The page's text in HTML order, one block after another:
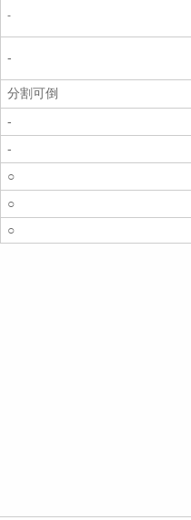
-
-
分割可倒
-
-
○
○
○